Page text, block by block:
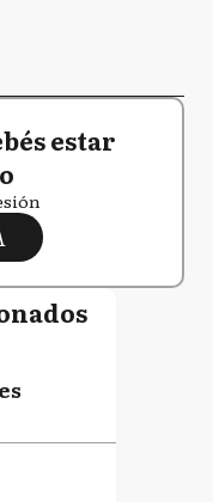
estar